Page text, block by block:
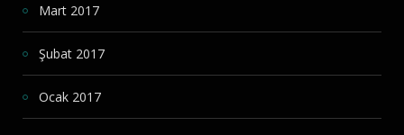
Mart 2017
Şubat 2017
Ocak 2017